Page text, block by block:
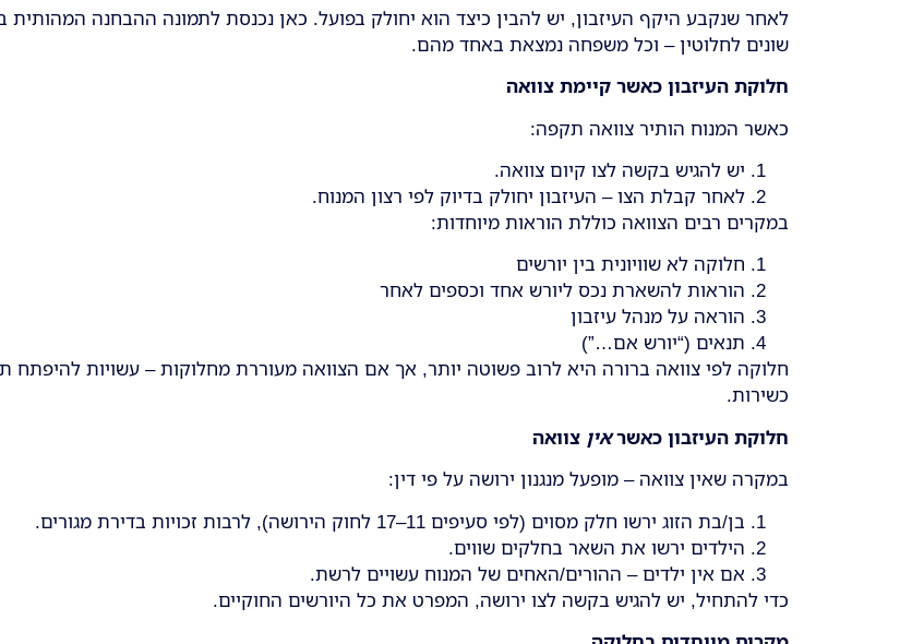
לאחר שנקבע היקף העיזבון, יש להבין כיצד הוא יחולק בפועל. כאן נכנסת לתמונה ההבחנה המהותית
שונים לחלוטין – וכל משפחה נמצאת באחד מהם.
חלוקת העיזבון כאשר קיימת צוואה
כאשר המנוח הותיר צוואה תקפה:
יש להגיש בקשה לצו קיום צוואה.
לאחר קבלת הצו – העיזבון יחולק בדיוק לפי רצון המנוח.
במקרים רבים הצוואה כוללת הוראות מיוחדות:
חלוקה לא שוויונית בין יורשים
הוראות להשארת נכס ליורש אחד וכספים לאחר
הוראה על מנהל עיזבון
תנאים (“יורש אם…”)
חלוקה לפי צוואה ברורה היא לרוב פשוטה יותר, אך אם הצוואה מעוררת מחלוקות – עשויות להיפתח
כשירות.
חלוקת העיזבון כאשראין צוואה
במקרה שאין צוואה – מופעל מנגנון ירושה על פי דין:
בן/בת הזוג ירשו חלק מסוים (לפי סעיפים 11–17 לחוק הירושה), לרבות זכויות בדירת מגורים.
הילדים ירשו את השאר בחלקים שווים.
אם אין ילדים – ההורים/האחים של המנוח עשויים לרשת.
כדי להתחיל, יש להגיש בקשה לצו ירושה, המפרט את כל היורשים החוקיים.